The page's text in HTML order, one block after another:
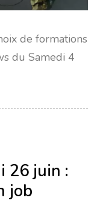
de formations
du Samedi 4
26 juin :
job